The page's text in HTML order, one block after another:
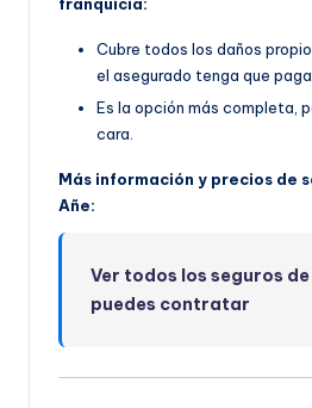
Cubre todos los daños
el asegurado tenga que
Es la opción más completa,
cara.
Más información y precios de
Añe:
Ver todos los seguros
puedes contratar